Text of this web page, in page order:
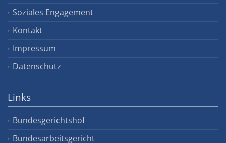
Soziales Engagement
Kontakt
Impressum
Datenschutz
Links
Bundesgerichtshof
Bundesarbeitsgericht